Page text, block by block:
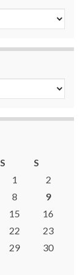
S
S
1
2
8
9
15
16
22
23
29
30